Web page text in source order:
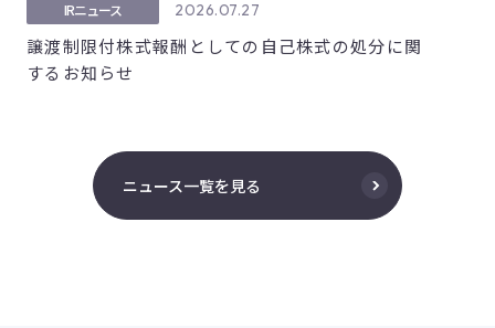
2026.07.27
IRニュース
譲渡制限付株式報酬としての自己株式の処分に関
するお知らせ
ニュース一覧を見る